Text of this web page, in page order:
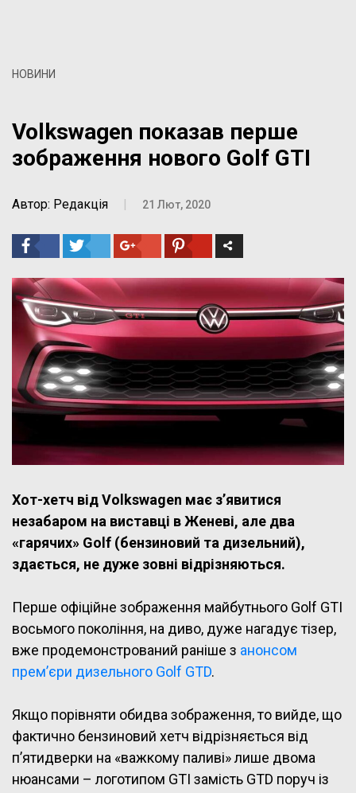
НОВИНИ
Volkswagen показав перше
зображення нового Golf GTI
Автор: Редакція | 21 Лют, 2020
Хот-хетч від Volkswagen має з’явитися
незабаром на виставці в Женеві, але два
«гарячих» Golf (бензиновий та дизельний),
здається, не дуже зовні відрізняються.
Перше офіційне зображення майбутнього Golf GTI
восьмого покоління, на диво, дуже нагадує тізер,
вже продемонстрований раніше з анонсом
прем’єри дизельного Golf GTD.
Якщо порівняти обидва зображення, то вийде, що
фактично бензиновий хетч відрізняється від
п’ятидверки на «важкому паливі» лише двома
нюансами – логотипом GTI замість GTD поруч із